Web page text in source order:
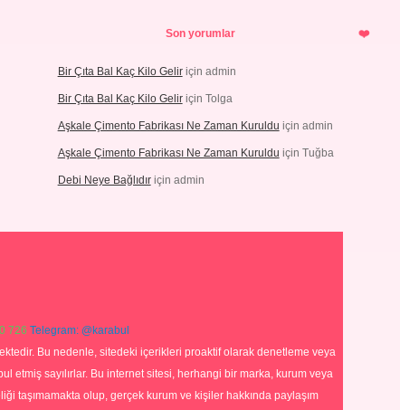
Son yorumlar
Bir Çıta Bal Kaç Kilo Geliriçin admin
Bir Çıta Bal Kaç Kilo Geliriçin Tolga
Aşkale Çimento Fabrikası Ne Zaman Kuruldu için admin
Aşkale Çimento Fabrikası Ne Zaman Kuruldu için Tuğba
Debi Neye Bağlıdıriçin admin
726 Telegram: @karabul
Bu nedenle, sitedeki içerikleri proaktif olarak denetleme veya
etmiş sayılırlar. Bu internet sitesi, herhangi bir marka, kurum veya
taşımamakta olup, gerçek kurum ve kişiler hakkında paylaşım